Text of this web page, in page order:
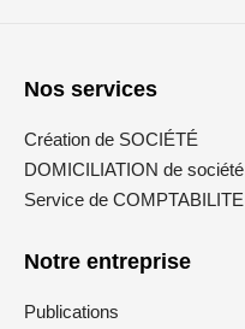
Nos services
Création de SOCIÉTÉ
DOMICILIATION de société
Service de COMPTABILITE
Notre entreprise
Publications